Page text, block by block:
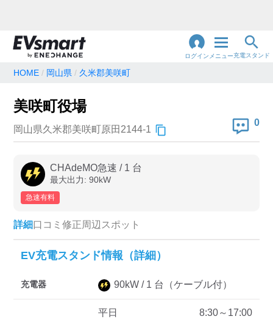
ログイン メニュー充電スタンド
地名・観光スポット・住所
充電器の種類
急速充電器のみ表示
高速道路上のみ表示
認証システム
HOME 岡山県 久米郡美咲町
美咲町役場
岡山県久米郡美咲町原田2144-1
0
CHAdeMO急速 / 1 台
最大出力: 90kW
急速有料
詳細口コミ 修正周辺スポット
EV充電スタンド情報（詳細）
充電器 90kW / 1 台 （ケーブル付）
平日
8:30～17:00